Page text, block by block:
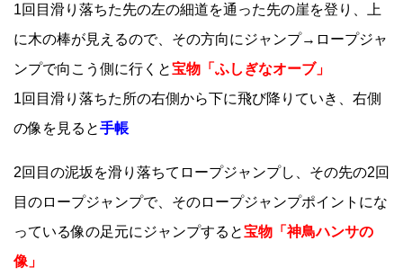
1回目滑り落ちた先の左の細道を通った先の崖を登り、上
に木の棒が見えるので、その方向にジャンプ→ロープジャ
ンプで向こう側に行くと宝物「ふしぎなオーブ」
1回目滑り落ちた所の右側から下に飛び降りていき、右側
の像を見ると手帳
2回目の泥坂を滑り落ちてロープジャンプし、その先の2回
目のロープジャンプで、そのロープジャンプポイントにな
っている像の足元にジャンプすると宝物「神鳥ハンサの
像」